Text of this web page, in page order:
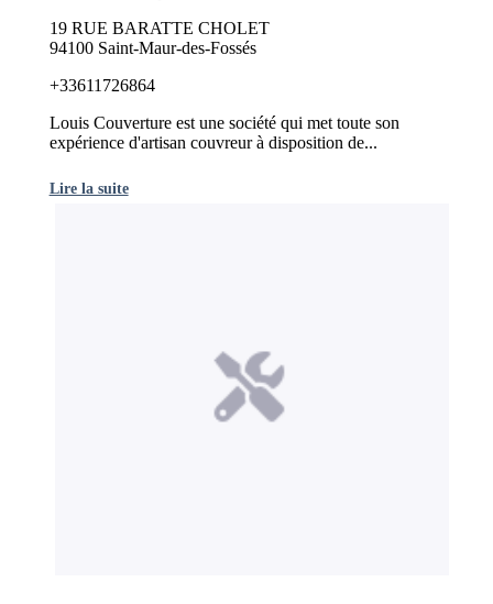
19 RUE BARATTE CHOLET
94100 Saint-Maur-des-Fossés
+33611726864
Louis Couverture est une société qui met toute son
expérience d'artisan couvreur à disposition de...
Lire la suite